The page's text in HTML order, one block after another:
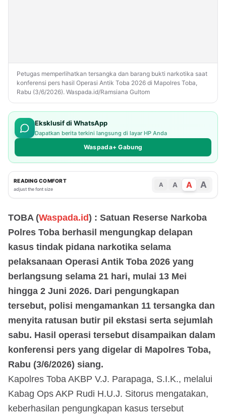
Petugas memperlihatkan tersangka dan barang bukti narkotika saat
konferensi pers hasil Operasi Antik Toba 2026 di Mapolres Toba,
Rabu (3/6/2026). Waspada.id/Ramsiana Gultom
Eksklusif di WhatsApp
Dapatkan berita terkini langsung di layar HP Anda
Waspada+ Gabung
READING COMFORT
adjust the font size
A A A A
TOBA (Waspada.id) : Satuan Reserse Narkoba
Polres Toba berhasil mengungkap delapan
kasus tindak pidana narkotika selama
pelaksanaan Operasi Antik Toba 2026 yang
berlangsung selama 21 hari, mulai 13 Mei
hingga 2 Juni 2026. Dari pengungkapan
tersebut, polisi mengamankan 11 tersangka dan
menyita ratusan butir pil ekstasi serta sejumlah
sabu. Hasil operasi tersebut disampaikan dalam
konferensi pers yang digelar di Mapolres Toba,
Rabu (3/6/2026) siang.
Kapolres Toba AKBP V.J. Parapaga, S.I.K., melalui
Kabag Ops AKP Rudi H.U.J. Sitorus mengatakan,
keberhasilan pengungkapan kasus tersebut